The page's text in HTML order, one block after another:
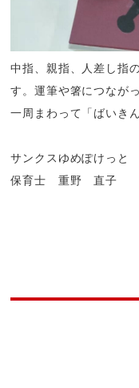
中指、親指、人差し指
す。運筆や箸につなが
一周まわって「ばいき
サンクスゆめぽけっと
保育士 重野 直子